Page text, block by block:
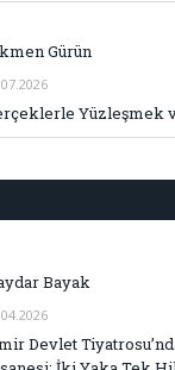
Gürün
Yüzleşmek
Bayak
Devlet